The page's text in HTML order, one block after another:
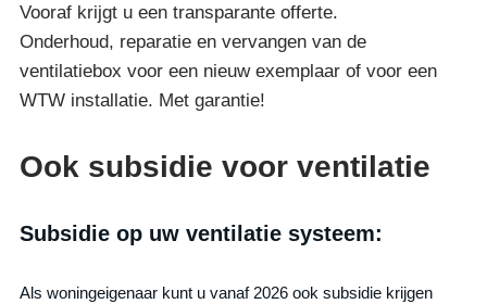
Vooraf krijgt u een transparante offerte.
Onderhoud, reparatie en vervangen van de
ventilatiebox voor een nieuw exemplaar of voor een
WTW installatie. Met garantie!
Ook subsidie voor ventilatie
Subsidie op uw ventilatie systeem:
Als woningeigenaar kunt u vanaf 2026 ook subsidie krijgen